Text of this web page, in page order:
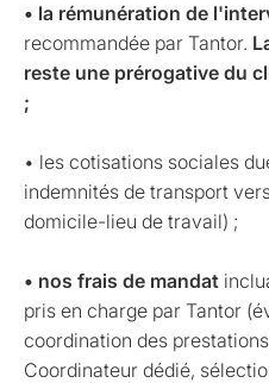
• la rémunération de
recommandée par Tantor.
reste une prérogative du
;
• les cotisations sociales
indemnités de transport
domicile-lieu de travail) ;
• nos frais de mandat
pris en charge par Tantor
coordination des
Coordinateur dédié,